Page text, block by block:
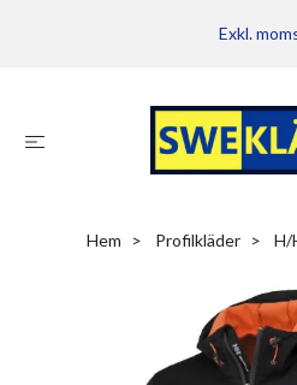
Exkl.
Hem Profilkläder H/